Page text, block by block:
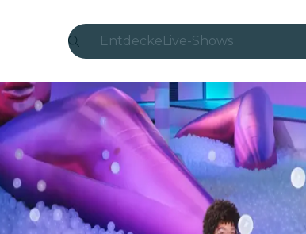
EntdeckeLive-Shows
Candlelight
London
Erlebnisse und Städte
São Paulo